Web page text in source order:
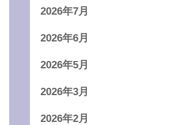
2026年7月
2026年6月
2026年5月
2026年3月
2026年2月